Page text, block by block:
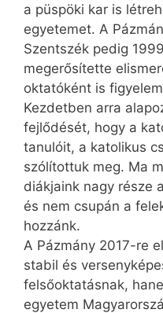
a püspöki kar is
egyetemet. A
Szentszék pedig
megerősítette
oktatóként is
Kezdetben arra
fejlődését, hogy a
tanulóit, a katolikus
szólítottuk meg. Ma
diákjaink nagy része
és nem csupán a
hozzánk.
A Pázmány 2017-re
stabil és
felsőoktatásnak,
egyetem